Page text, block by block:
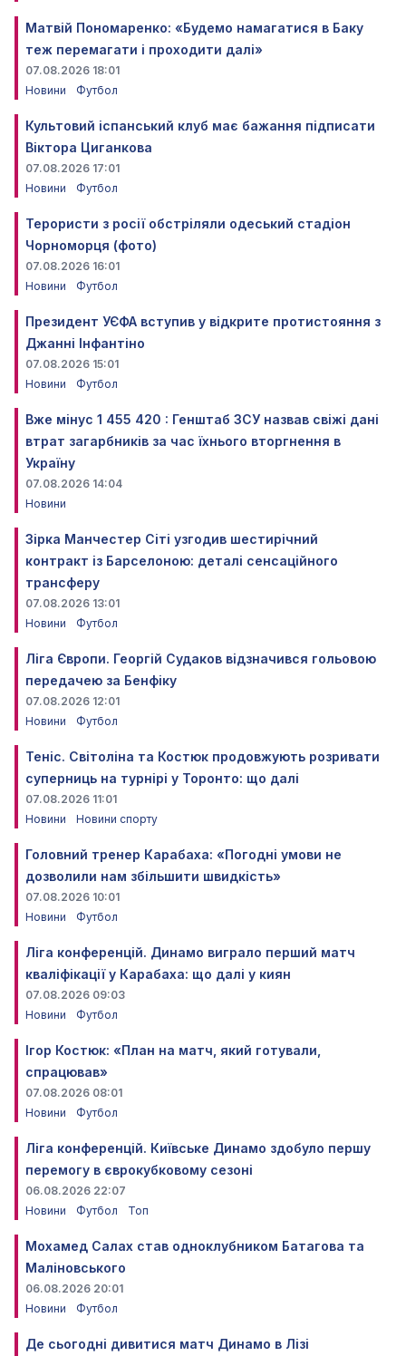
Матвій Пономаренко: «Будемо намагатися в Баку
теж перемагати і проходити далі»
07.08.2026 18:01
Новини
Футбол
Культовий іспанський клуб має бажання підписати
Віктора Циганкова
07.08.2026 17:01
Новини
Футбол
Терористи з росії обстріляли одеський стадіон
Чорноморця (фото)
07.08.2026 16:01
Новини
Футбол
Президент УЄФА вступив у відкрите протистояння з
Джанні Інфантіно
07.08.2026 15:01
Новини
Футбол
Вже мінус 1 455 420 : Генштаб ЗСУ назвав свіжі дані
втрат загарбників за час їхнього вторгнення в
Україну
07.08.2026 14:04
Новини
Зірка Манчестер Сіті узгодив шестирічний
контракт із Барселоною: деталі сенсаційного
трансферу
07.08.2026 13:01
Новини
Футбол
Ліга Європи. Георгій Судаков відзначився гольовою
передачею за Бенфіку
07.08.2026 12:01
Новини
Футбол
Теніс. Світоліна та Костюк продовжують розривати
суперниць на турнірі у Торонто: що далі
07.08.2026 11:01
Новини
Новини спорту
Головний тренер Карабаха: «Погодні умови не
дозволили нам збільшити швидкість»
07.08.2026 10:01
Новини
Футбол
Ліга конференцій. Динамо виграло перший матч
кваліфікації у Карабаха: що далі у киян
07.08.2026 09:03
Новини
Футбол
Ігор Костюк: «План на матч, який готували,
спрацював»
07.08.2026 08:01
Новини
Футбол
Ліга конференцій. Київське Динамо здобуло першу
перемогу в єврокубковому сезоні
06.08.2026 22:07
Новини
Футбол Топ
Мохамед Салах став одноклубником Батагова та
Маліновського
06.08.2026 20:01
Новини
Футбол
Де сьогодні дивитися матч Динамо в Лізі